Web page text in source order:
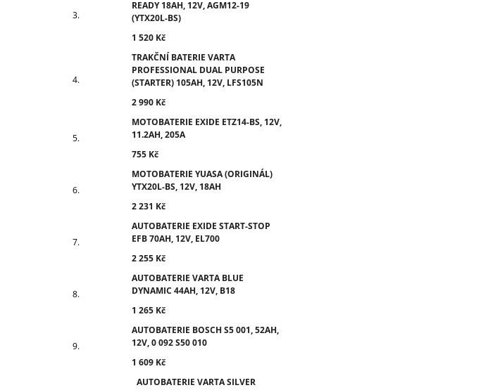
READY 18AH, 12V, AGM12-19
(YTX20L-BS)
1 520 Kč
TRAKČNÍ BATERIE VARTA
PROFESSIONAL DUAL PURPOSE
(STARTER) 105AH, 12V, LFS105N
2 990 Kč
MOTOBATERIE EXIDE ETZ14-BS, 12V,
11.2AH, 205A
755 Kč
MOTOBATERIE YUASA (ORIGINÁL)
YTX20L-BS, 12V, 18AH
2 231 Kč
AUTOBATERIE EXIDE START-STOP
EFB 70AH, 12V, EL700
2 255 Kč
AUTOBATERIE VARTA BLUE
DYNAMIC 44AH, 12V, B18
1 265 Kč
AUTOBATERIE BOSCH S5 001, 52AH,
12V, 0 092 S50 010
1 609 Kč
AUTOBATERIE VARTA SILVER